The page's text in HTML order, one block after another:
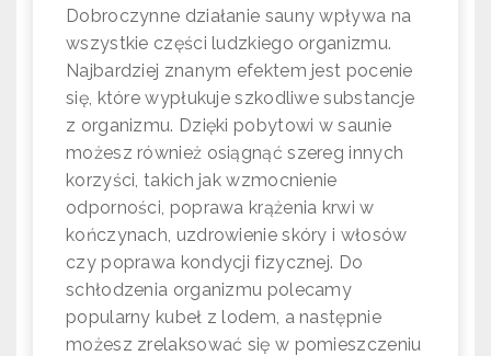
Dobroczynne działanie sauny wpływa na
wszystkie części ludzkiego organizmu.
Najbardziej znanym efektem jest pocenie
się, które wypłukuje szkodliwe substancje
z organizmu. Dzięki pobytowi w saunie
możesz również osiągnąć szereg innych
korzyści, takich jak wzmocnienie
odporności, poprawa krążenia krwi w
kończynach, uzdrowienie skóry i włosów
czy poprawa kondycji fizycznej. Do
schłodzenia organizmu polecamy
popularny kubeł z lodem, a następnie
możesz zrelaksować się w pomieszczeniu